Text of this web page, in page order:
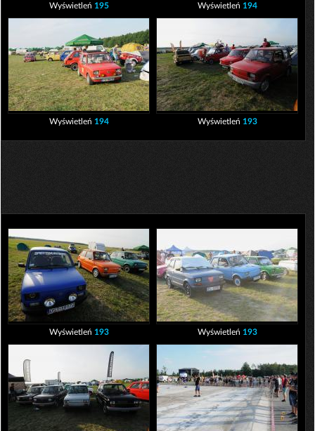
Wyświetleń 195 Wyświetleń 194
Wyświetleń 194 Wyświetleń 193
Wyświetleń 193 Wyświetleń 193